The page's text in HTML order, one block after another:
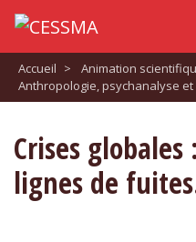
Accueil > Animation
Anthropologie, psychanalyse
Crises
lignes de